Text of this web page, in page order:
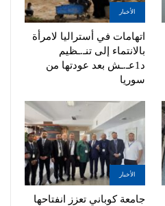
الأخبار
اتهامات في أستراليا لامرأة
بالانتماء إلى تنـ.ـظيم
د1عـ.ـش بعد عودتها من
سوريا
الأخبار
جامعة كوباني تعزز انفتاحها